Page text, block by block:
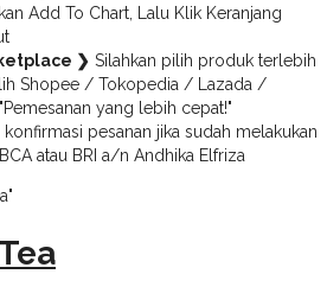
Add To Chart, Lalu Klik Keranjang
❯ Silahkan pilih produk terlebih
Shopee / Tokopedia / Lazada /
yang lebih cepat!"
konfirmasi pesanan jika sudah melakukan
atau BRI a/n Andhika Elfriza